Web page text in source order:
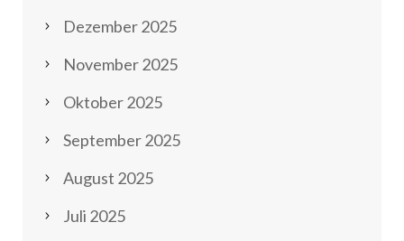
Dezember 2025
November 2025
Oktober 2025
September 2025
August 2025
Juli 2025